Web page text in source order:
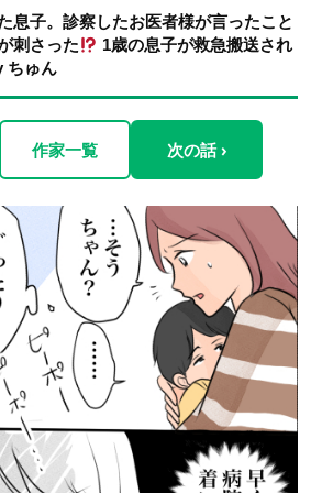
息子。診察したお医者様が言ったこと
刺さった
1歳の息子が救急搬送され
ちゅん
作家一覧 次の話 ›